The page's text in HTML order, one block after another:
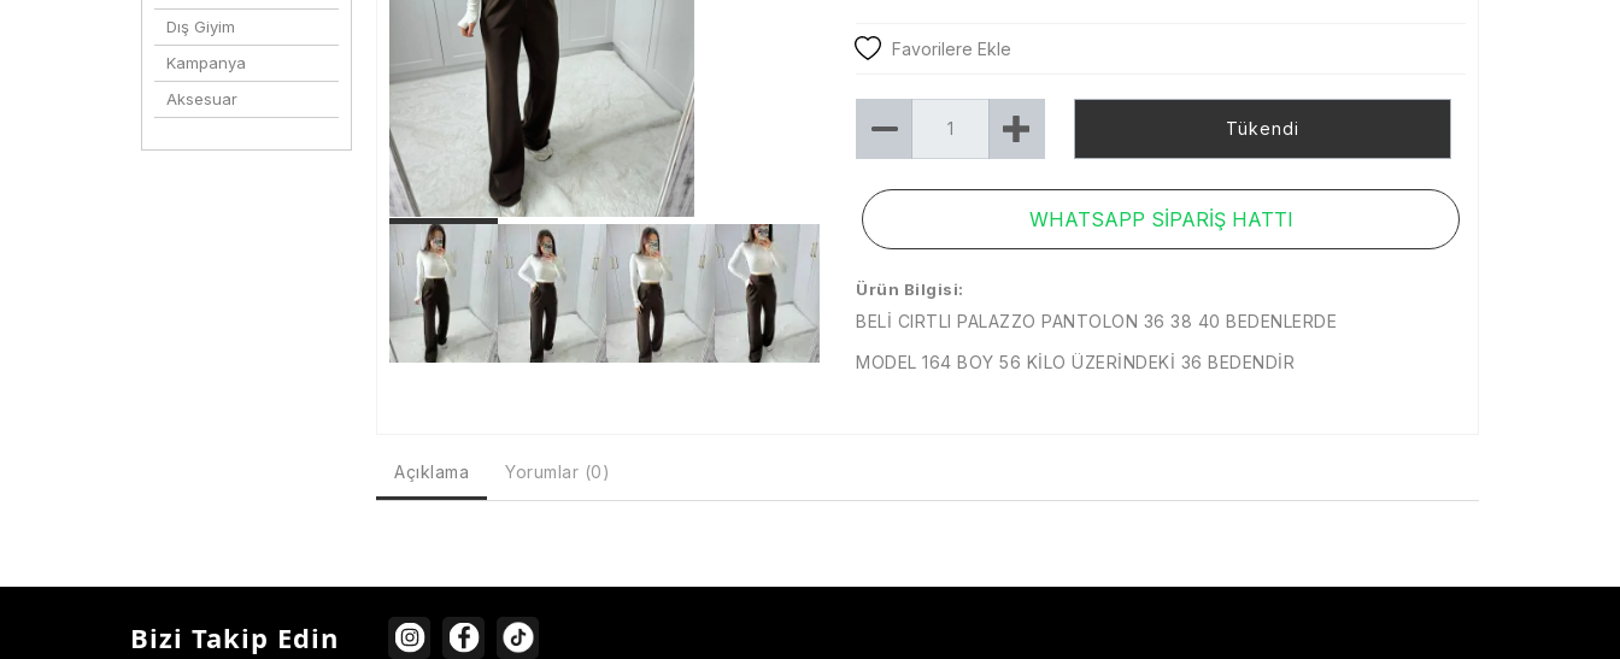
Dış Giyim
Kampanya
Aksesuar
Favorilere Ekle
Tükendi
WHATSAPP SİPARİŞ HATTI
Ürün Bilgisi:
BELİ CIRTLI PALAZZO PANTOLON 36 38 40 BEDENLERDE
MODEL 164 BOY 56 KİLO ÜZERİNDEKİ 36 BEDENDİR
Açıklama Yorumlar (0)
Bizi Takip Edin